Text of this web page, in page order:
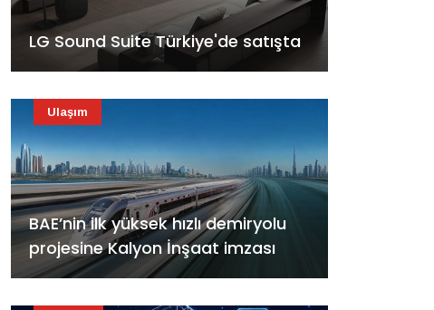
LG Sound Suite Türkiye'de satışta
BAE’nin ilk yüksek hızlı demiryolu
projesine Kalyon İnşaat imzası
Ulaşım